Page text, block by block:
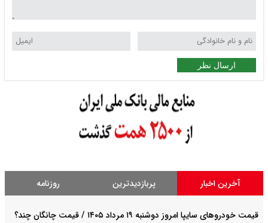
ارسال نظر
آخرین اخبار پربازدیدترین روزنامه
قیمت خودروهای سایپا امروز دوشنبه ۱۹ مرداد ۱۴۰۵ / قیمت چانگان چند؟